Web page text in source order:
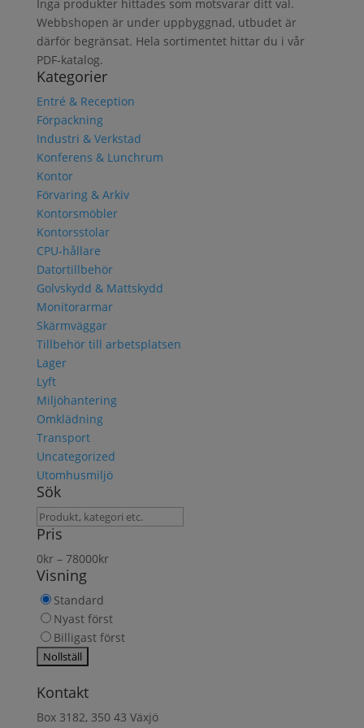
Inga produkter hittades som motsvarar ditt val.
Webbshopen är under uppbyggnad, utbudet är
därför begränsat. Hela sortimentet hittar du i vår
PDF-katalog.
Kategorier
Entré & Reception
Förpackning
Industri & Verkstad
Konferens & Lunchrum
Kontor
Förvaring & Arkiv
Kontorsmöbler
Kontorsstolar
CPU-hållare
Datortillbehör
Golvskydd & Mattskydd
Monitorarmar
Skärmväggar
Tillbehör till arbetsplatsen
Lager
Lyft
Miljöhantering
Omklädning
Transport
Uncategorized
Utomhusmiljö
Sök
Sök
produkt
Pris
0kr– 78000kr
Visning
Standard
Nyast först
Billigast först
Kontakt
Box 3182, 350 43 Växjö